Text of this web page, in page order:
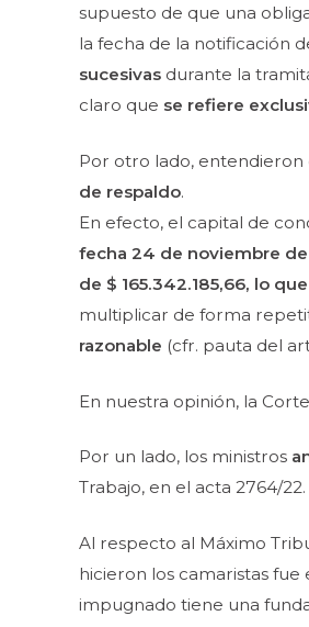
supuesto de que una
la fecha de la notificación
sucesivas durante la
claro que se refiere
Por otro lado, entendieron
de respaldo.
En efecto, el capital de
fecha 24 de noviembre
de $ 165.342.185,66, lo
multiplicar de forma
razonable (cfr. pauta del
En nuestra opinión, la
Por un lado, los ministros
Trabajo, en el acta 2764/22.
Al respecto al Máximo
hicieron los camaristas
impugnado tiene una